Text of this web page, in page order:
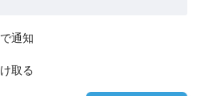
通知
取る